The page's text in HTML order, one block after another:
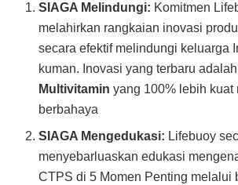
SIAGA Melindungi: Komitmen
melahirkan rangkaian inovasi
secara efektif melindungi keluarga
kuman. Inovasi yang terbaru adalah
Multivitaminyang 100% lebih kuat
berbahaya
SIAGA Mengedukasi: Lifebuoy
menyebarluaskan edukasi
CTPS di 5 Momen Penting melalui